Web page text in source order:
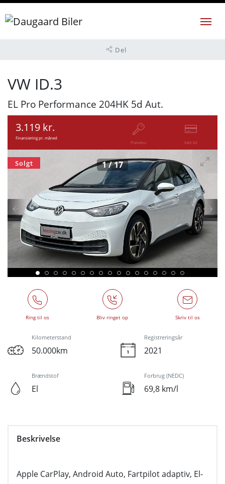
Del
VW ID.3
EL Pro Performance 204HK 5d Aut.
3.119 kr.
Finansiering pr. måned
Prøvetur
Køb bil
Solgt 1/17
Ring til os Bliv ringet op Skriv til os
Kilometerstand
50.000km
Registreringsår
2021
Brændstof
El
Forbrug (NEDC)
69,8 km/l
Beskrivelse
Apple CarPlay, Android Auto, Fartpilot adaptiv, El-